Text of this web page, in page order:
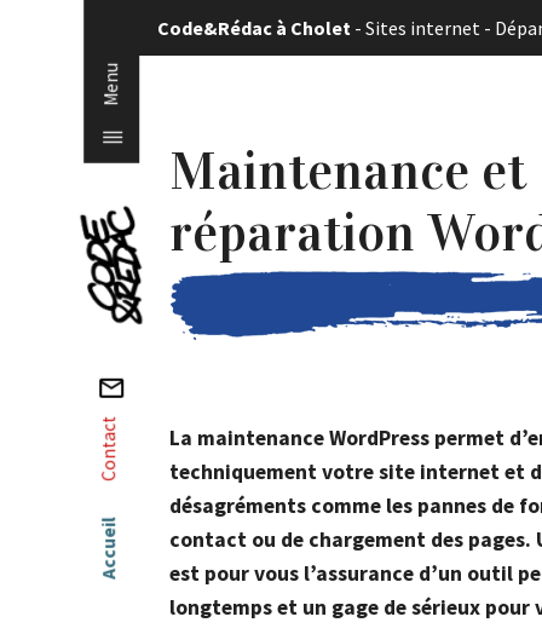
Code&Rédac à Cholet - Sites internet -
|||
Menu
Contact
Accueil
Qui sommes-nous ?
Site internet
Un site internet pour gagner en
communication idéal. Comment fait-on?
Développement
Maintenance et
réparation
La maintenance WordPress permet
techniquement votre site internet et
désagréments comme les pannes de
contact ou de chargement des pages.
est pour vous l’assurance d’un outil
longtemps et un gage de sérieux pour